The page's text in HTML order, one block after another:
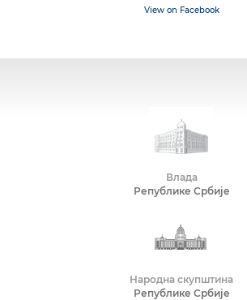
View on Facebook
Влада
Републике Србије
Народна скупштина
Републике Србије